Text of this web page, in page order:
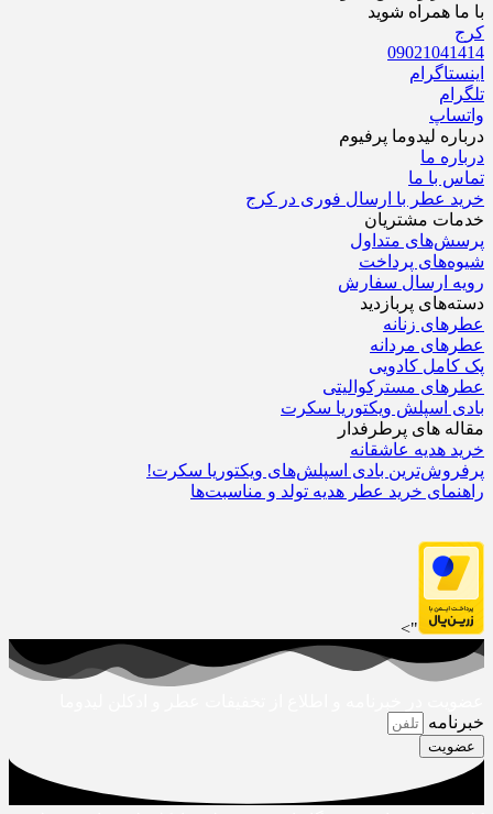
با ما همراه شوید
کرج
09021041414
اینستاگرام
تلگرام
واتساپ
درباره‌ لیدوما پرفیوم
درباره‌ ما
تماس با ما
خرید عطر با ارسال فوری در کرج
خدمات مشتریان
پرسش‌های متداول
شیوه‌های پرداخت
رویه ارسال سفارش‌
دسته‌های پربازدید
عطرهای زنانه
عطرهای مردانه
پک کامل کادویی
عطرهای مسترکوالیتی
بادی اسپلش ویکتوریا سکرت
مقاله های پرطرفدار
خرید هدیه عاشقانه
پرفروش‌ترین بادی اسپلش‌های ویکتوریا سکرت!
راهنمای خرید عطر هدیه تولد و مناسبت‌ها
">
خبرنامه
عضویت